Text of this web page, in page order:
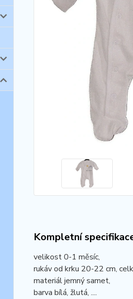
Kompletní
velikost 0-1 měsíc,
rukáv od krku 20-22 cm,
materiál jemný samet,
barva bílá, žlutá, ....